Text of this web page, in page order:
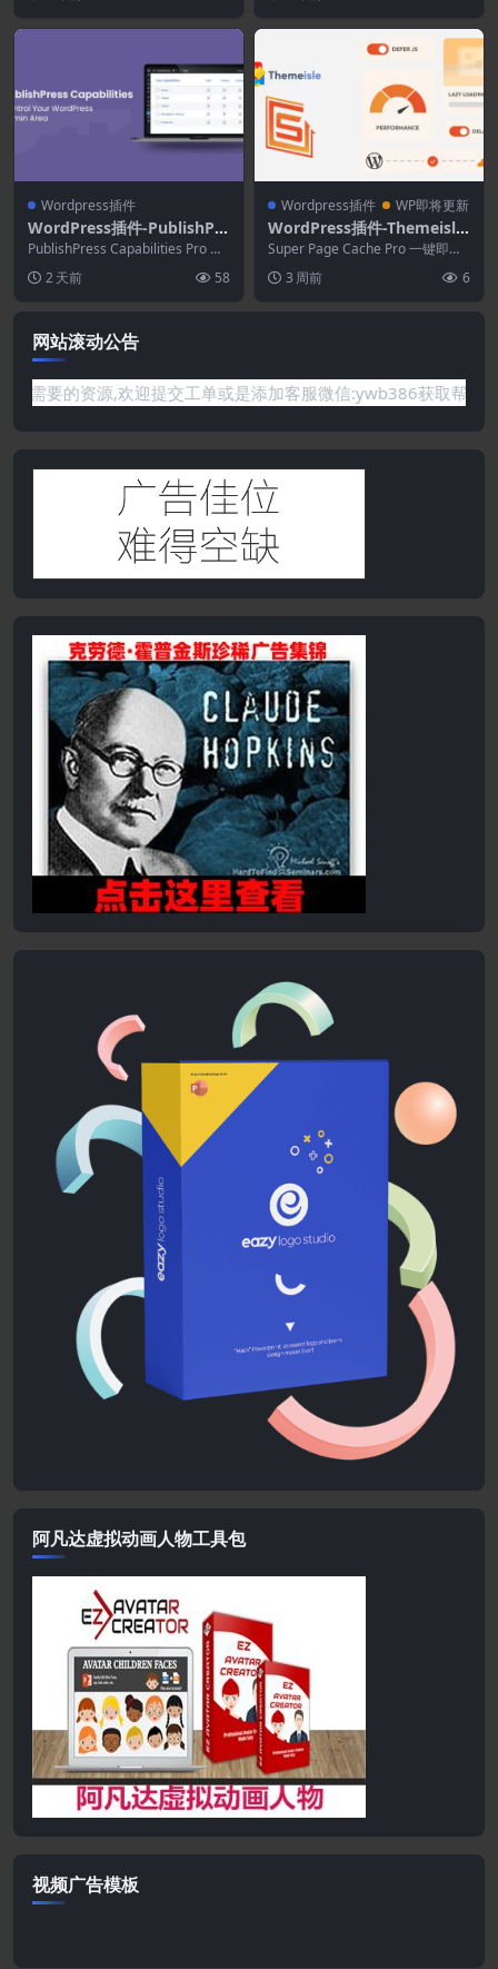
Wordpress插件
WordPress插件-PublishPre
ss Capabilities Pro 2.50.0
PublishPress Capabilities Pro 允
许您为网站上的不同...
2 天前 58
Wordpress插件 WP即将更新
WordPress插件-Themeisle
Super Page Cache Pro 5.3.
2
Super Page Cache Pro 一键即可
瞬间提升您的 WordPres...
3 周前 6
网站滚动公告
站没有你需要的资源,欢迎提交工单或是添加客服微信:ywb386
阿凡达虚拟动画人物工具包
视频广告模板